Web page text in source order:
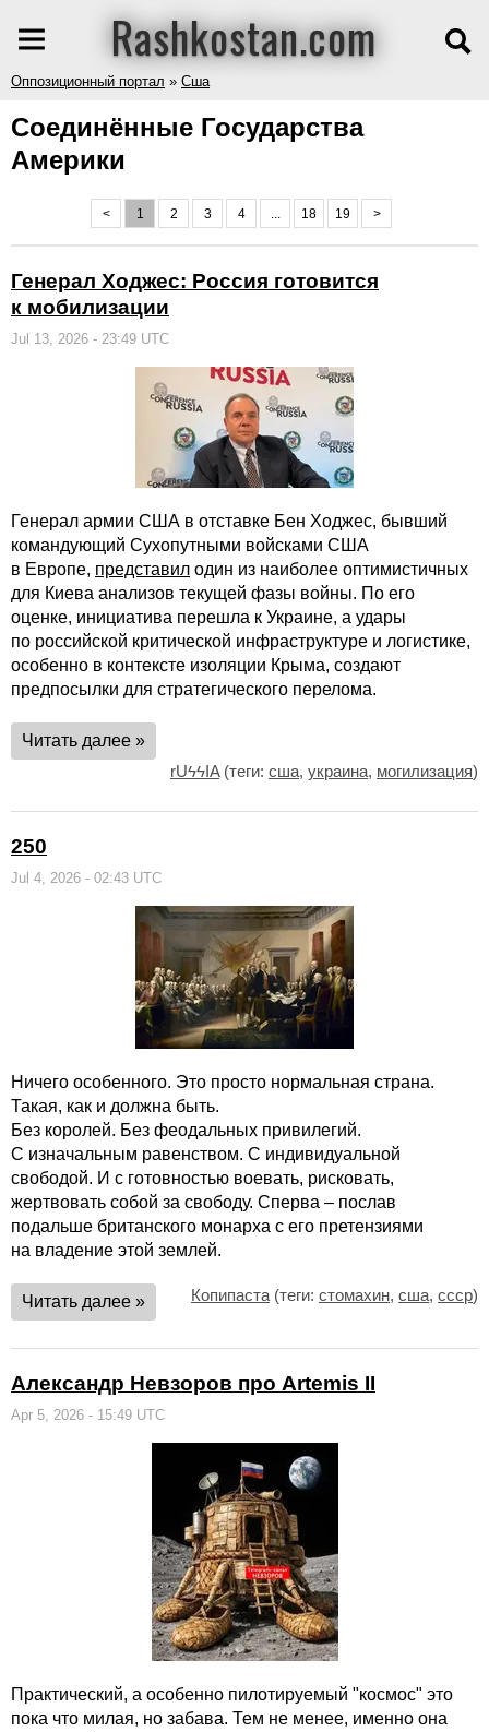
Rashkostan.com
Оппозиционный портал » Сша
Соединённые Государства
Америки
< 1 2 3 4 ... 18 19 >
Генерал Ходжес: Россия готовится
к мобилизации
Jul 13, 2026 - 23:49 UTC
Генерал армии США в отставке Бен Ходжес, бывший
командующий Сухопутными войсками США
в Европе, представил один из наиболее оптимистичных
для Киева анализов текущей фазы войны. По его
оценке, инициатива перешла к Украине, а удары
по российской критической инфраструктуре и логистике,
особенно в контексте изоляции Крыма, создают
предпосылки для стратегического перелома.
Читать далее »
rUϟϟIA(теги: сша, украина, могилизация)
250
Jul 4, 2026 - 02:43 UTC
Ничего особенного. Это просто нормальная страна.
Такая, как и должна быть.
Без королей. Без феодальных привилегий.
С изначальным равенством. С индивидуальной
свободой. И с готовностью воевать, рисковать,
жертвовать собой за свободу. Сперва – послав
подальше британского монарха с его претензиями
на владение этой землей.
Читать далее » Копипаста (теги: стомахин, сша, ссср)
Александр Невзоров про Artemis II
Apr 5, 2026 - 15:49 UTC
Практический, а особенно пилотируемый "космос" это
пока что милая, но забава. Тем не менее, именно она